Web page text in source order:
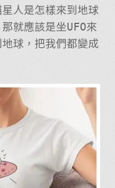
人是怎樣來到地球
就應該是坐UFO來
球，把我們都變成